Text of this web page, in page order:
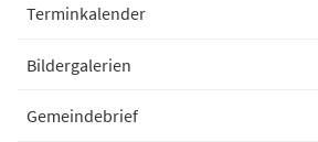
Terminkalender
Bildergalerien
Gemeindebrief